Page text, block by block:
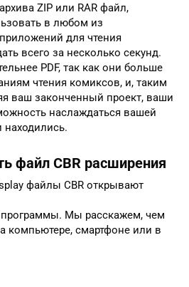
ZIP или RAR файл,
в любом из
для чтения
всего за несколько секунд.
PDF, так как они больше
чтения комиксов, и, таким
ваш законченный проект, ваши
наслаждаться вашей
находились.
файл CBR расширения
файлы CBR открывают
Мы расскажем, чем
компьютере, смартфоне или в